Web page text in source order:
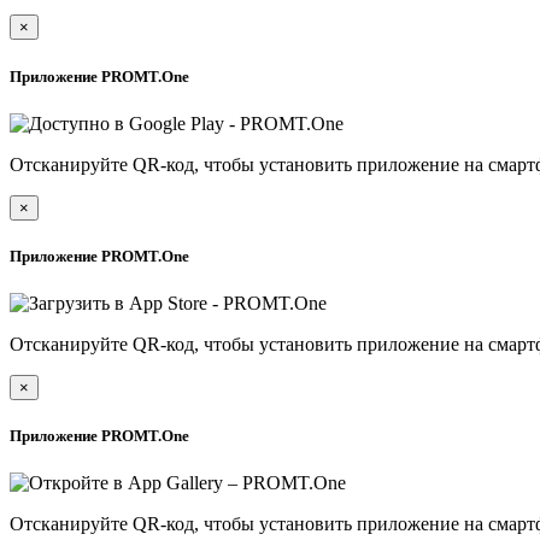
×
Приложение PROMT.One
Отсканируйте QR-код, чтобы установить приложение на
×
Приложение PROMT.One
Отсканируйте QR-код, чтобы установить приложение на
×
Приложение PROMT.One
Отсканируйте QR-код, чтобы установить приложение на